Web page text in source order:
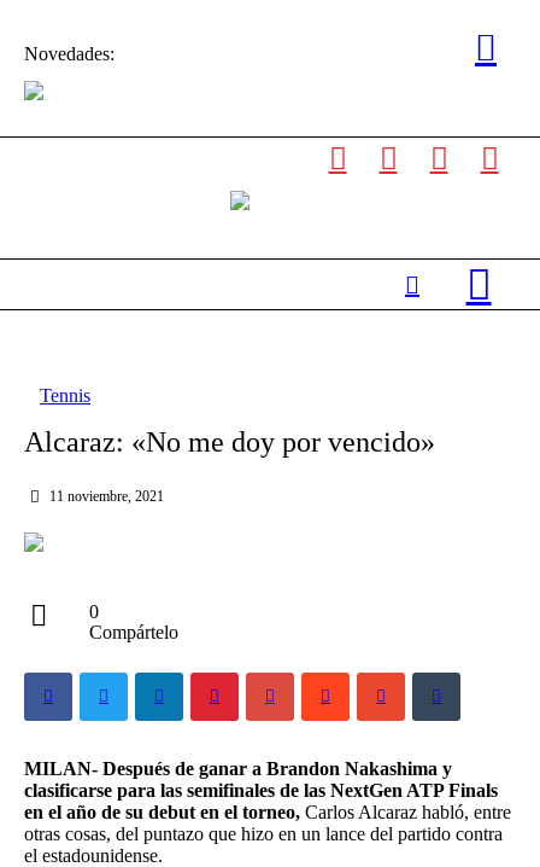
Novedades:
Tennis
Alcaraz: «No me doy por vencido»
11 noviembre, 2021
0
Compártelo
MILAN- Después de ganar a Brandon Nakashima y
clasificarse para las semifinales de las NextGen ATP Finals
en el año de su debut en el torneo, Carlos Alcaraz habló, entre
otras cosas, del puntazo que hizo en un lance del partido contra
el estadounidense.